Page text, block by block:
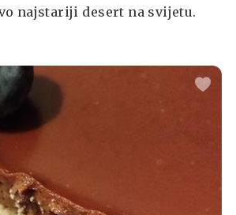
najstariji desert na svijetu.